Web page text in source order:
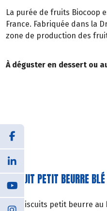
La purée de fruits Biocoop
France. Fabriquée dans la
zone de production des
À déguster en dessert ou
BISCUIT PETIT BEURRE
Les biscuits petit beurre